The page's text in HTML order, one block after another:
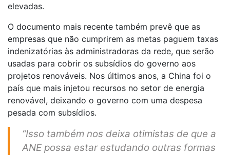
elevadas.
O documento mais recente também prevê que as
empresas que não cumprirem as metas paguem taxas
indenizatórias às administradoras da rede, que serão
usadas para cobrir os subsídios do governo aos
projetos renováveis. Nos últimos anos, a China foi o
país que mais injetou recursos no setor de energia
renovável, deixando o governo com uma despesa
pesada com subsídios.
“Isso também nos deixa otimistas de que a
ANE possa estar estudando outras formas